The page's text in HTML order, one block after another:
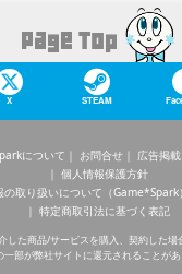
X STEAM
について お問合せ 広告掲載
個人情報保護方針
の取り扱いについて（Game*Spark）
特定商取引法に基づく表記
した商品/サービスを購入、契約した場
一部が弊社サイトに還元されることがあ